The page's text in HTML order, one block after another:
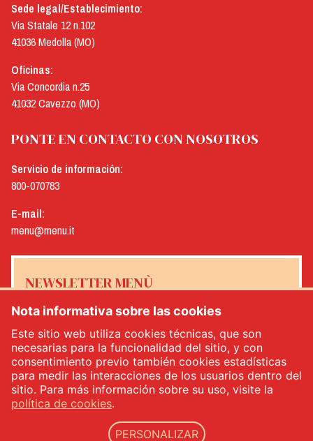
Sede legal/Establecimiento:
Via Statale 12 n.102
41036 Medolla (MO)
Oficinas:
Via Concordia n.25
41032 Cavezzo (MO)
PONTE EN CONTACTO CON NOSOTROS
Servicio de información:
800-070783
E-mail:
menu@menu.it
NEWSLETTER MENÙ
Sí, me gustaría recibir el boletín de noticias de Menù*
INSCRÍBETE
Nota informativa sobre las cookies
Este sitio web utiliza cookies técnicas, que son
necesarias para la funcionalidad del sitio, y con
consentimiento previo también cookies estadísticas
para medir las interacciones de los usuarios dentro del
sitio. Para más información sobre su uso, visite la
política de cookies.
PERSONALIZAR